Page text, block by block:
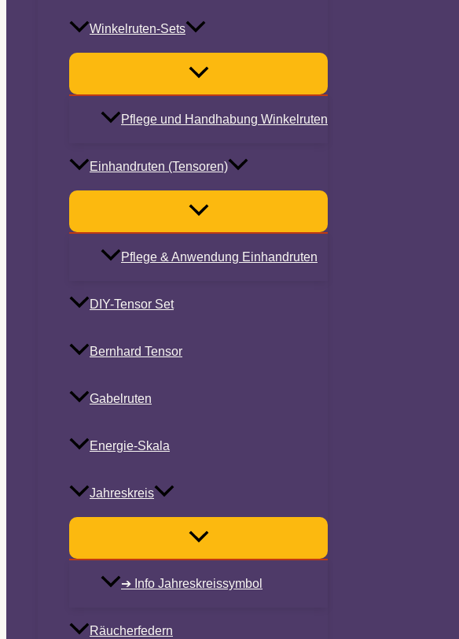
Winkelruten-Sets
Pflege und Handhabung Winkelruten
Einhandruten (Tensoren)
Pflege & Anwendung Einhandruten
DIY-Tensor Set
Bernhard Tensor
Gabelruten
Energie-Skala
Jahreskreis
➔ Info Jahreskreissymbol
Räucherfedern